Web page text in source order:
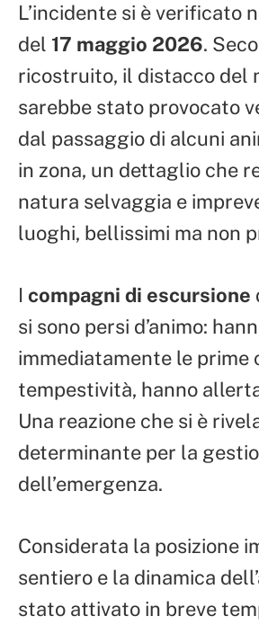
L’incidente si è verificato
del 17 maggio 2026.
ricostruito, il distacco del
sarebbe stato provocato
dal passaggio di alcuni
in zona, un dettaglio che
natura selvaggia e
luoghi, bellissimi ma non
I compagni di escursione
si sono persi d’animo:
immediatamente le prime
tempestività, hanno
Una reazione che si è
determinante per la
dell’emergenza.
Considerata la posizione
sentiero e la dinamica
stato attivato in breve